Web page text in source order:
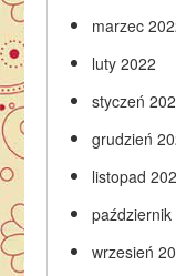
marzec
luty 2022
styczeń
grudzień
listopad
październik
wrzesień